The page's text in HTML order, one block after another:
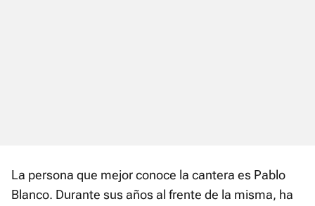
La persona que mejor conoce la cantera es Pablo
Blanco. Durante sus años al frente de la misma, ha